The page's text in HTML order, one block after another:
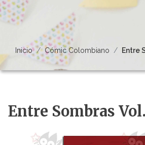
Inicio Cómic Colombiano Entre
Entre Sombras